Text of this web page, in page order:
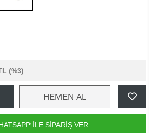
(%3)
HEMEN AL
İLE SİPARİŞ VER